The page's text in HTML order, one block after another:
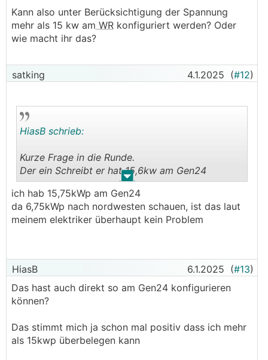
Kann also unter Berücksichtigung der Spannung
mehr als 15 kw am WR konfiguriert werden? Oder
wie macht ihr das?
satking 4.1.2025 (#12)
. .
HiasB schrieb:
Kurze Frage in die Runde.
Der ein Schreibt er hat 15,6kw am Gen24
Kann also unter Berücksichtigung der Spannung
mehr als 15 kw amWRkonfiguriert werden?
Oder wie macht ihr das?
ich hab 15,75kWp am Gen24
da 6,75kWp nach nordwesten schauen, ist das laut
meinem elektriker überhaupt kein Problem
HiasB 6.1.2025 (#13)
Das hast auch direkt so am Gen24 konfigurieren
können?
Das stimmt mich ja schon mal positiv dass ich mehr
als 15kwp überbelegen kann